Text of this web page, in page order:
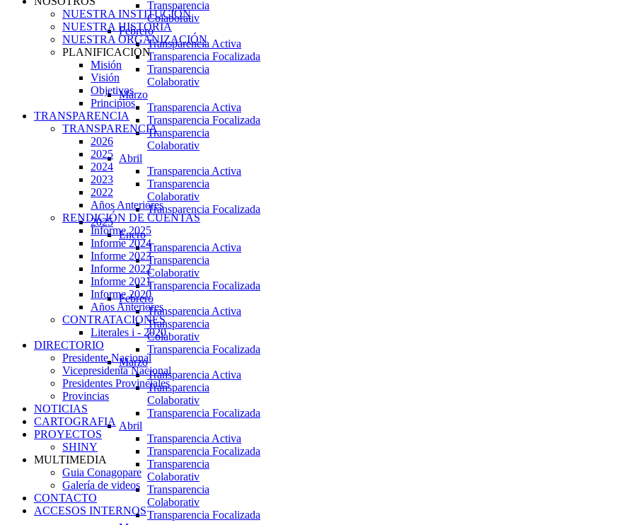
Transparencia
Colaborativ
Febrero
Transparencia Activa
Transparencia Focalizada
Transparencia
Colaborativ
Marzo
Transparencia Activa
Transparencia Focalizada
Transparencia
Colaborativ
Abril
Transparencia Activa
Transparencia
Colaborativ
Transparencia Focalizada
2025
Enero
Transparencia Activa
Transparencia
Colaborativ
Transparencia Focalizada
Febrero
Transparencia Activa
Transparencia
Colaborativ
Transparencia Focalizada
Marzo
Transparencia Activa
Transparencia
Colaborativ
Transparencia Focalizada
Abril
Transparencia Activa
Transparencia Focalizada
Transparencia
Colaborativ
Transparencia
Colaborativ
Transparencia Focalizada
NUESTRA INSTITUCIÓN
NUESTRA HISTORIA
NUESTRA ORGANIZACIÓN
PLANIFICACIÓN
Misión
Visión
Objetivos
Principios
TRANSPARENCIA
TRANSPARENCIA
2026
2025
2024
2023
2022
Años Anteriores
RENDICIÓN DE CUENTAS
Informe 2025
Informe 2024
Informe 2023
Informe 2022
Informe 2021
Informe 2020
Años Anteriores
CONTRATACIONES
Literales i - 2020
DIRECTORIO
Presidente Nacional
Vicepresidenta Nacional
Presidentes Provinciales
Provincias
NOTICIAS
CARTOGRAFIA
PROYECTOS
SHINY
MULTIMEDIA
Guia Conagopare
Galería de videos
CONTACTO
ACCESOS INTERNOS